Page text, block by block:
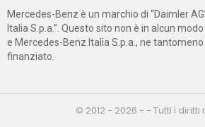
Mercedes-Benz è un marchio di “Daimler
Italia S.p.a.”. Questo sito non è in alcun
e Mercedes-Benz Italia S.p.a., ne
finanziato.
© 2012 - 2026 - - Tutti i diritti